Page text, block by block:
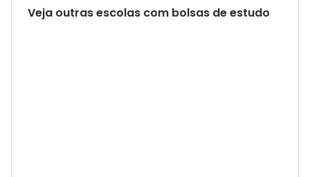
Veja outras escolas com bolsas de estudo